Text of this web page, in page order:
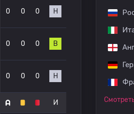
0 0 0 Н
0 0 0 В
0 0 0 Н
И